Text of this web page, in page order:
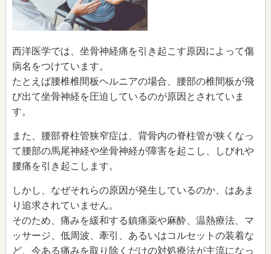
西洋医学では、坐骨神経痛を引き起こす原因によって傷
病名をつけています。
たとえば腰椎椎間板ヘルニアの場合、腰部の椎間板が飛
び出て坐骨神経を圧迫しているのが原因とされていま
す。
また、腰部脊柱管狭窄症は、背骨内の脊柱管が狭くなっ
て腰部の馬尾神経や坐骨神経が障害を起こし、しびれや
腰痛を引き起こします。
しかし、なぜそれらの原因が発生しているのか、はあま
り追求されていません。
そのため、痛みを緩和する鎮痛薬や麻酔、温熱療法、マ
ッサージ、低周波、牽引、あるいはコルセットの装着な
ど、今ある痛みを取り除くだけの対処療法が主流になっ